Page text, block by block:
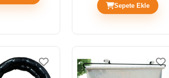
Sepete Ekle